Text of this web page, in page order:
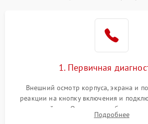
1. Первичная
Внешний осмотр корпуса, экрана и
реакции на кнопку включения и
устройства. Оценка потребления
лабораторного блока питания для
Подробнее